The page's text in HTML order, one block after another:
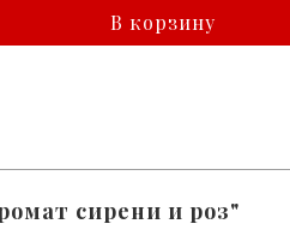
В корзину
сирени и роз"